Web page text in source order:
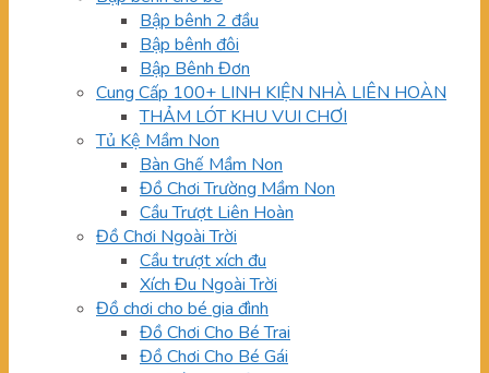
Bập bênh 2 đầu
Bập bênh đôi
Bập Bênh Đơn
Cung Cấp 100+ LINH KIỆN NHÀ LIÊN HOÀN
THẢM LÓT KHU VUI CHƠI
Tủ Kệ Mầm Non
Bàn Ghế Mầm Non
Đồ Chơi Trường Mầm Non
Cầu Trượt Liên Hoàn
Đồ Chơi Ngoài Trời
Cầu trượt xích đu
Xích Đu Ngoài Trời
Đồ chơi cho bé gia đình
Đồ Chơi Cho Bé Trai
Đồ Chơi Cho Bé Gái